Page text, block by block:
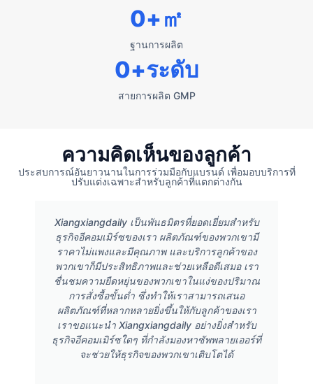
ฐานการผลิต
0+㎡
สายการผลิต GMP
0+ระดับ
ความคิดเห็นของลูกค้า
ประสบการณ์อันยาวนานในการร่วมมือกับแบรนด์ เพื่อมอบบริการที่
ปรับแต่งเฉพาะสำหรับลูกค้าที่แตกต่างกัน
Xiangxiangdaily เป็นพันธมิตรที่ยอดเยี่ยมสำหรับ
ธุรกิจอีคอมเมิร์ซของเรา ผลิตภัณฑ์ของพวกเขามี
ราคาไม่แพงและมีคุณภาพ และบริการลูกค้าของ
พวกเขาก็มีประสิทธิภาพและช่วยเหลือดีเสมอ เรา
ชื่นชมความยืดหยุ่นของพวกเขาในแง่ของปริมาณ
การสั่งซื้อขั้นต่ำ ซึ่งทำให้เราสามารถเสนอ
ผลิตภัณฑ์ที่หลากหลายยิ่งขึ้นให้กับลูกค้าของเรา
เราขอแนะนำ Xiangxiangdaily อย่างยิ่งสำหรับ
ธุรกิจอีคอมเมิร์ซใดๆ ที่กำลังมองหาซัพพลายเออร์ที่
จะช่วยให้ธุรกิจของพวกเขาเติบโตได้